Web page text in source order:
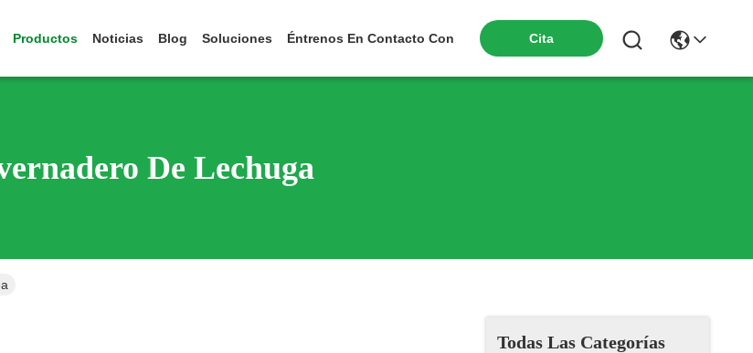
Productos Noticias Blog Soluciones Éntrenos En Contacto Con Cita
De Lechuga
Todas Las Categorías